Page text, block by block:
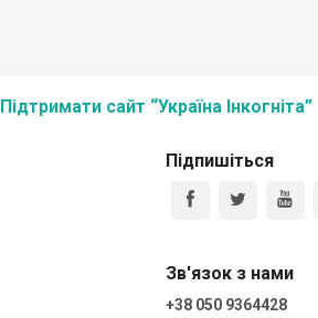
Підтримати сайт “Україна Інкогніта”
Підпишіться
Зв'язок з нами
+38 050 9364428